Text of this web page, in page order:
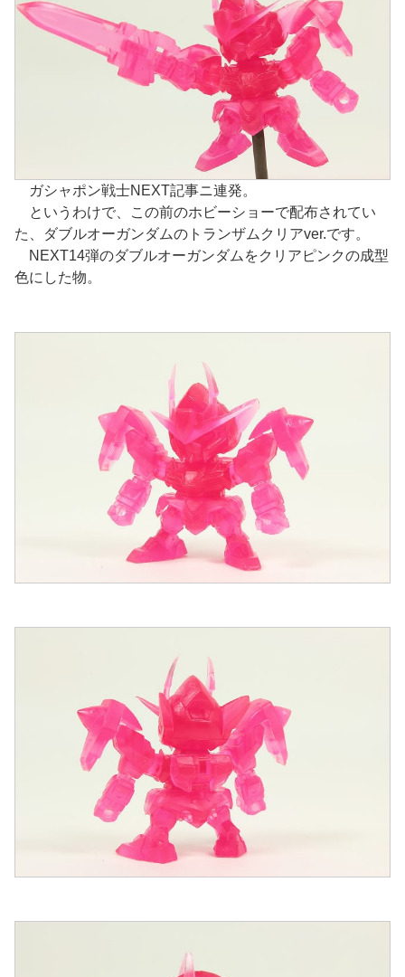
ガシャポン戦士NEXT記事ニ連発。
というわけで、この前のホビーショーで配布されてい
た、ダブルオーガンダムのトランザムクリアver.です。
NEXT14弾のダブルオーガンダムをクリアピンクの成型
色にした物。